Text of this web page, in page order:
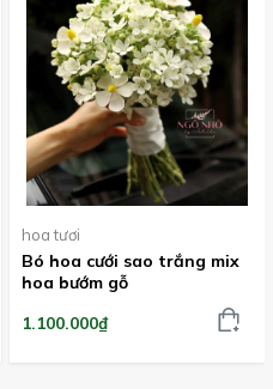
hoa tươi
Bó hoa cưới sao trắng mix
hoa bướm gỗ
1.100.000₫